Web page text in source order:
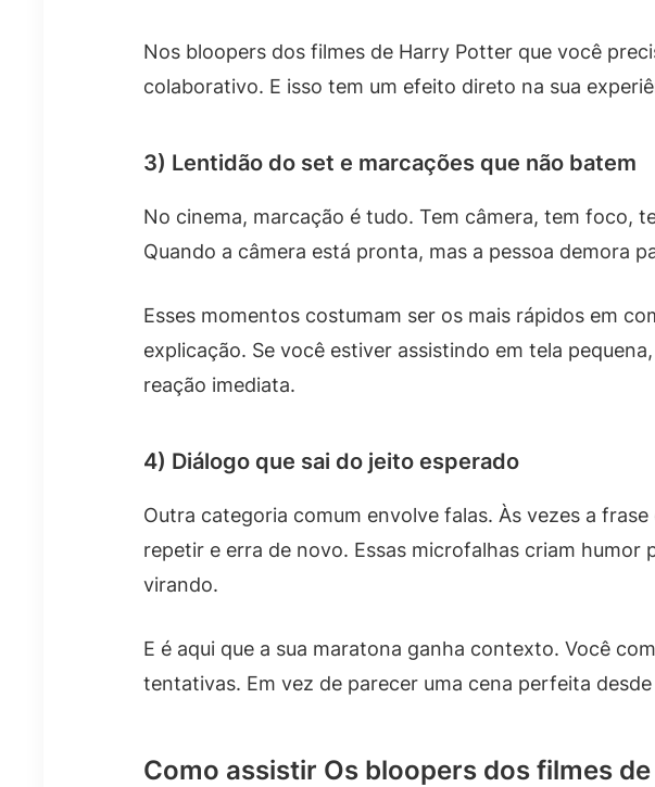
Nos bloopers dos filmes de Harry Potter que você
colaborativo. E isso tem um efeito direto na sua
3) Lentidão do set e marcações que não batem
No cinema, marcação é tudo. Tem câmera, tem foco,
Quando a câmera está pronta, mas a pessoa demora
Esses momentos costumam ser os mais rápidos em
explicação. Se você estiver assistindo em tela
reação imediata.
4) Diálogo que sai do jeito esperado
Outra categoria comum envolve falas. Às vezes a
repetir e erra de novo. Essas microfalhas criam humor
virando.
E é aqui que a sua maratona ganha contexto. Você
tentativas. Em vez de parecer uma cena perfeita
Como assistir Os bloopers dos filmes